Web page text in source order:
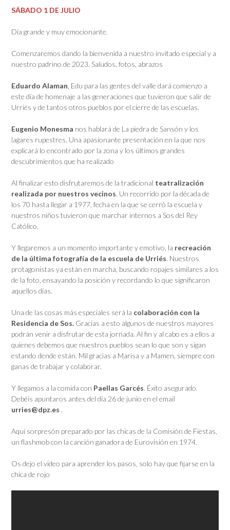
SÁBADO 1 DE JULIO
Día grande y muy emocionante.
Comenzaremos dando la bienvenida a nuestro invitado especial y a
nuestro padrino de 2023. Saludos, fotos, abrazos
Eduardo Alaman , Edu para las gentes del valle dará comienzo a
este día de homenaje a las generaciones que tuvieron que salir de
Urriés y de tantos otros pueblos por el cierre de las escuelas.
Eugenio Monesma nos hablará de La piedra de Sansón y los
lagares rupestres. Una apasionante presentación en la que nos
explicará lo encontrado por la zona y los últimos grandes
descubrimientos que ha realizado
Al finalizar esto disfrutaremos de la tradicional teatralización
realizada por nuestros vecinos. Un recorrido por la década de
los 70 hasta llegar a 1977, fecha en la que se cerró la escuela y
nuestros niños tuvieron que marchar internos a Sos del Rey
Católico.
Y llegaremos a un momento importante y emotivo, la recreación
de la última fotografía de la escuela de Urriés. Nuestros
protagonistas ya están en marcha, buscando ropajes similares a los
de la foto, ensayando la posición y recordando lo que significaron
aquellos días.
Una de las cosas más especiales será la colaboración con la
Residencia de Sos. Gracias a esto algunos de nuestros mayores
podrán venir a disfrutar de esta jornada. Al fin y al cabo es a ellos a
quienes debemos que nuestros pueblos sean lo que son y sigan
estando dende están. Mil gracias a Marisa y a Mamen, siempre con
ganas de trabajar y colaborar.
Y llegamos a la comida con Paellas Garcés. Éxito asegurado.
Debéis apuntaros antes del día 26 de junio en el email
urries@dpz.es .
Aquí sorpresón preparado por las chicas de la Comisión de Fiestas,
un flashmob con la canción ganadora de Eurovisión en 1974.
Os dejo el video para aprender los pasos, solo hay que fijarse en la
chica de rojo